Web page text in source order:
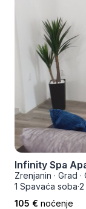
Infinity Spa
Zrenjanin · Grad ·
1 Spavaća soba·2
105 € noćenje